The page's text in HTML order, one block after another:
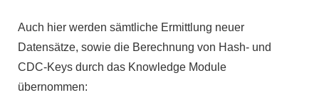
Auch hier werden sämtliche Ermittlung neuer
Datensätze, sowie die Berechnung von Hash- und
CDC-Keys durch das Knowledge Module
übernommen: